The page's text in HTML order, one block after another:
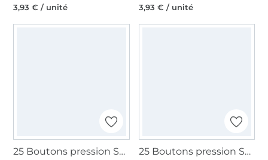
3,93 € / unité 3,93 € / unité
25 Boutons pression Snap Ø12,4mm KAMsnaps Veno, blanc 25 Boutons pression Snap Ø12,4mm KAMsnaps Veno, transparent